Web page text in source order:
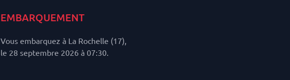
EMBARQUEMENT
Vous embarquez à La Rochelle (17),
le 28 septembre 2026 à 07:30.